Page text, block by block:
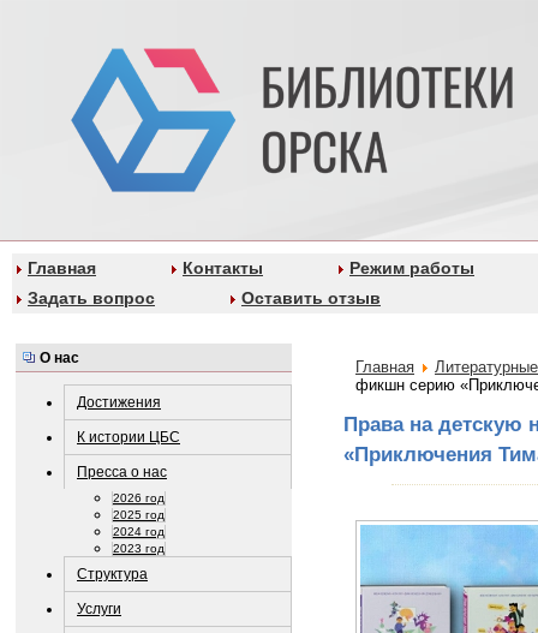
Главная Контакты
Режим работы
Задать вопрос
Оставить отзыв
О нас
Достижения
К истории ЦБС
Пресса о нас
2026 год
2025 год
2024 год
2023 год
Структура
Услуги
Главная
фикшн серию
Права на
«Приключения